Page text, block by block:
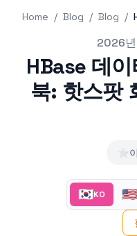
Home / Blog / Blog /
2026
HBase 데
북: 핫스팟
⭐
🇰🇷KO 🇺🇸